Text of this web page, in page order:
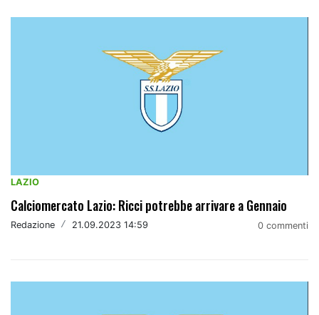
LAZIO
Calciomercato Lazio: Ricci potrebbe arrivare a Gennaio
Redazione / 21.09.2023 14:59 0 commenti